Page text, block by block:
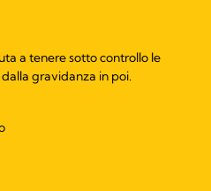
a tenere sotto controllo le
gravidanza in poi.